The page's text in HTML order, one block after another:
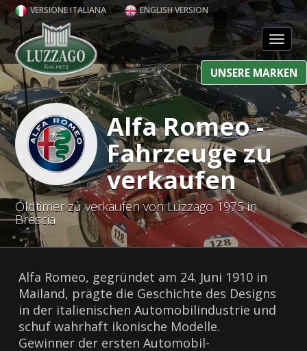
VERSIONE ITALIANA ENGLISH VERSION
UNSERE MARKEN
Alfa Romeo -
Fahrzeuge zu
verkaufen
Oldtimer zu verkaufen von Luzzago 1975 in
Brescia
Alfa Romeo, gegründet am 24. Juni 1910 in
Mailand, prägte die Geschichte des Designs
in der italienischen Automobilindustrie und
schuf wahrhaft ikonische Modelle.
Gewinner der ersten Automobil-